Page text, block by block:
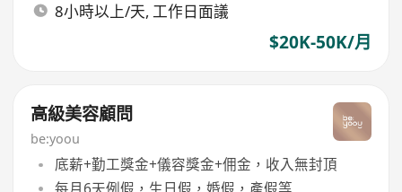
8小時以上/天, 工作日面議
$20K-50K/月
高級美容顧問
be:yoou
底薪+勤工獎金+儀容獎金+佣金，收入無封頂
每月6天例假，生日假，婚假，產假等